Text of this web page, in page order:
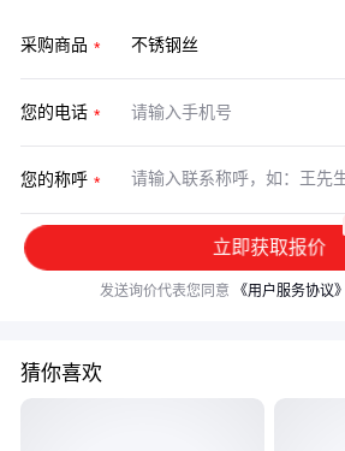
采购商品
您的电话
您的称呼
立即获取报价
发送询价代表您同意 《用户服务协议》
猜你喜欢